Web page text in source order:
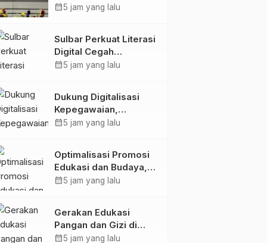
Pengembangan
Penandatanganan
Perjanjian Tugas
Belajar 2026
calendar_month5 jam yang lalu
Sulbar Perkuat Literasi
Digital Cegah
Kejahatan Love
calendar_month5 jam yang lalu
Dukung Digitalisasi
Kepegawaian,
DPMPTSP Sulbar Siap
calendar_month5 jam yang lalu
Optimalisasi Promosi
Edukasi dan Budaya,
Anjungan Provinsi
Bersama Sky World
TMII
calendar_month5 jam yang lalu
Gerakan Edukasi
Pangan dan Gizi di
Mamasa: Tingkatkan
calendar_month5 jam yang lalu